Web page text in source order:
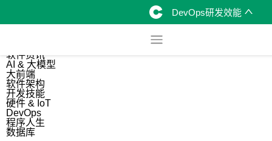
DevOps研发效能
软件资讯
AI & 大模型
大前端
软件架构
开发技能
硬件 & IoT
DevOps
程序人生
数据库